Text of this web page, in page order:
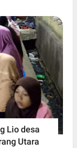
Lio desa
Utara